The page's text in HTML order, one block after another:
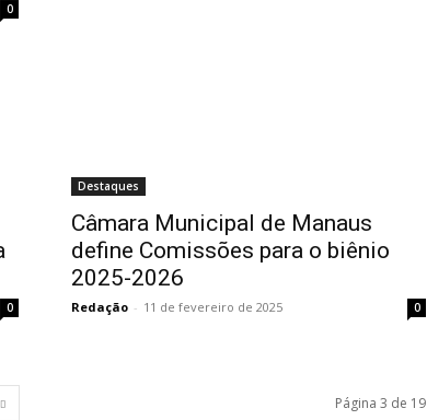
0
0
Destaques
Câmara Municipal de Manaus
define Comissões para o biênio
2025-2026
Redação - 11 de fevereiro de 2025 0
Página 3 de 19